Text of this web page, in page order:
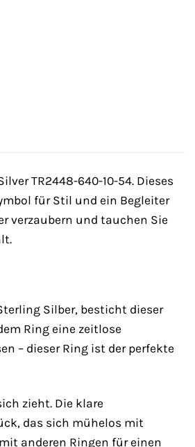
TR2448-640-10-54. Dieses
für Stil und ein Begleiter
verzaubern und tauchen Sie
Silber, besticht dieser
Ring eine zeitlose
– dieser Ring ist der perfekte
zieht. Die klare
das sich mühelos mit
anderen Ringen für einen